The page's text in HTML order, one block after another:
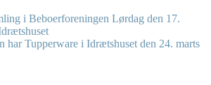
i Beboerforeningen Lørdag den 17.
har Tupperware i Idrætshuset den 24. marts